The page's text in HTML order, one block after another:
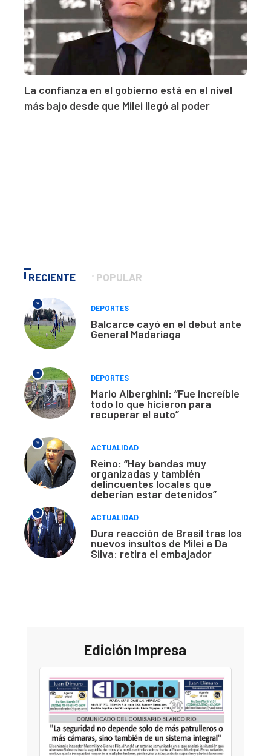
La confianza en el gobierno está en el nivel
más bajo desde que Milei llegó al poder
RECIENTE POPULAR
*
DEPORTES
Balcarce cayó en el debut ante
General Madariaga
*
DEPORTES
Mario Alberghini: “Fue increíble
todo lo que hicieron para
recuperar el auto”
*
ACTUALIDAD
Reino: “Hay bandas muy
organizadas y también
delincuentes locales que
deberían estar detenidos”
*
ACTUALIDAD
Dura reacción de Brasil tras los
nuevos insultos de Milei a Da
Silva: retira el embajador
Edición Impresa